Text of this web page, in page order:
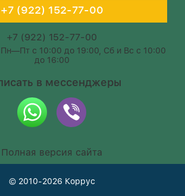
+7 (922) 152-77-00
+7 (922) 152-77-00
с 10:00 до 19:00, Сб и Вс с 10:00
до 16:00
в мессенджеры
Полная версия сайта
© 2010-2026 Коррус